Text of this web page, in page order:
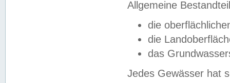
Allgemeine
die
die
das
Jedes Gewässer hat